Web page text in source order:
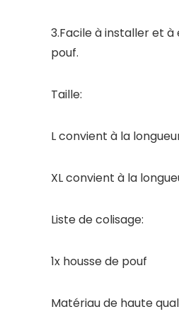
3.Facile à installer et
pouf.
Taille:
L convient à la
XL convient à la
Liste de colisage:
1x housse de pouf
Matériau de haute